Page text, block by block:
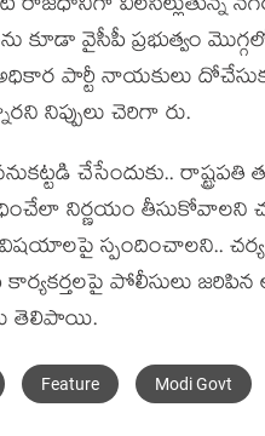
కూడా వైసీపీ ప్ర‌భుత్వం
అధికార పార్టీ నాయ‌కులు
నిప్పులు చెరిగా రు.
చేసేందుకు..
నిర్ణ‌యం తీసుకోవాల‌ని
విష‌యాల‌పై స్పందించాల‌ని..
పోలీసులు
తెలిపాయి.
Feature Modi Govt